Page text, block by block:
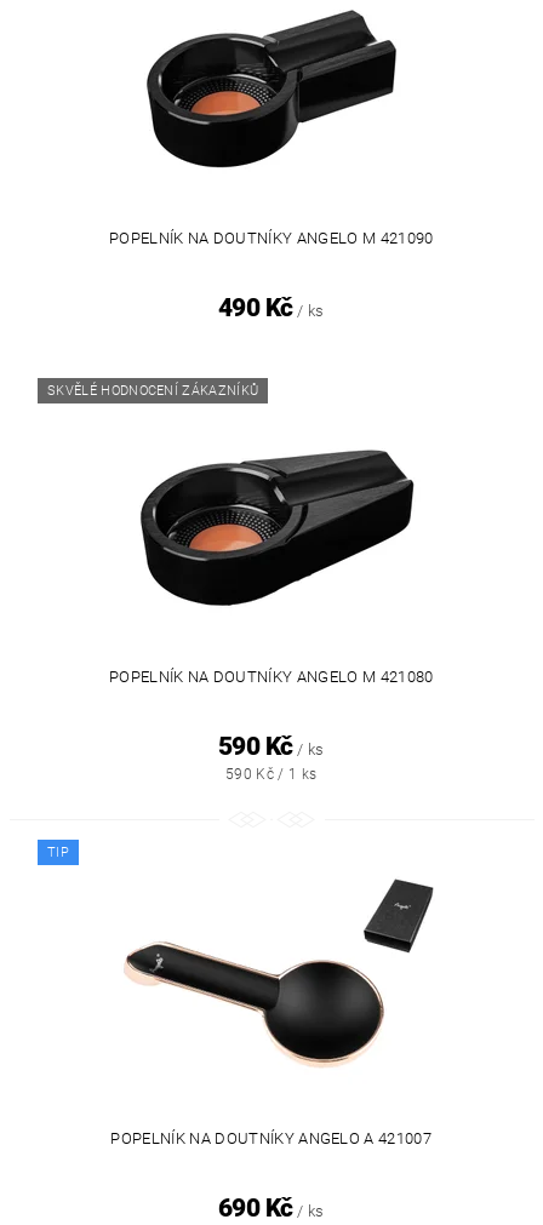
POPELNÍK NA DOUTNÍKY ANGELO M 421090
490 Kč / ks
SKVĚLÉ HODNOCENÍ ZÁKAZNÍKŮ
POPELNÍK NA DOUTNÍKY ANGELO M 421080
590 Kč / ks
590 Kč / 1 ks
TIP
POPELNÍK NA DOUTNÍKY ANGELO A 421007
690 Kč / ks